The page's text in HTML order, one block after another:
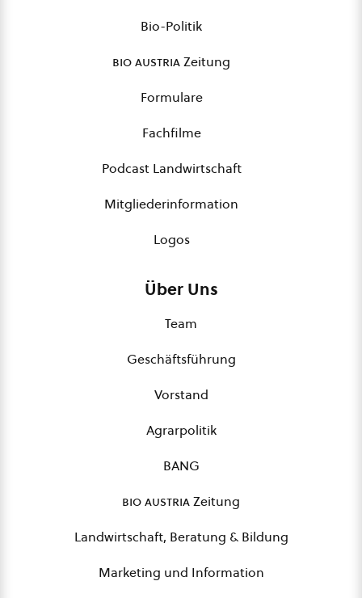
Bio-Politik
bio austriaZeitung
Formulare
Fachfilme
Podcast Landwirtschaft
Mitgliederinformation
Logos
Über Uns
Team
Geschäftsführung
Vorstand
Agrarpolitik
BANG
bio austriaZeitung
Landwirtschaft, Beratung & Bildung
Marketing und Information